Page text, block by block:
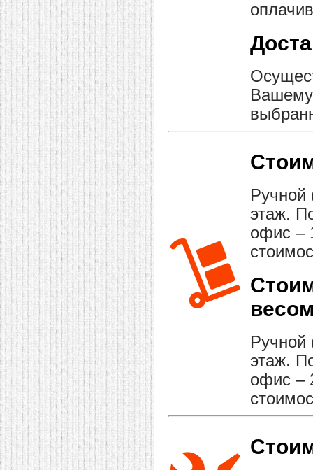
Вашему
Ручной
этаж.
офис –
Ручной
этаж.
офис –